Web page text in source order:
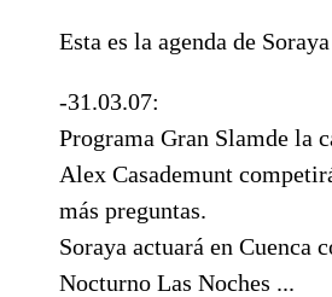
Esta es la agenda de
-31.03.07:
Programa Gran Slamde la
Alex Casademunt
más preguntas.
Soraya actuará en Cuenca
Nocturno Las Noches ...